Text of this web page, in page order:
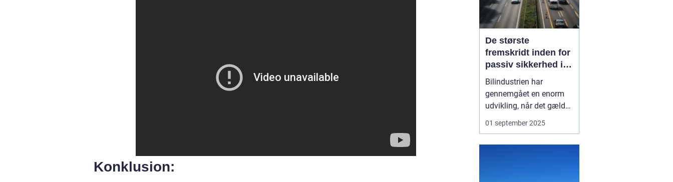
Konklusion:
De største
fremskridt inden for
passiv sikkerhed i
biler
Bilindustrien har
gennemgået en enorm
udvikling, når det gælder
sikkerhed. I dag er det
svært at forestille sig en
01 september 2025